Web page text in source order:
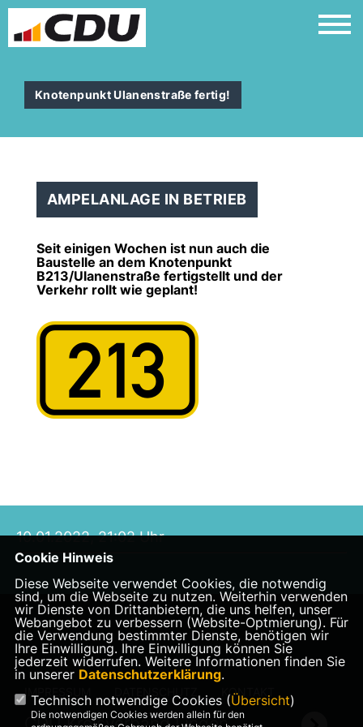
Knotenpunkt Ulanenstraße fertig!
AMPELANLAGE IN BETRIEB
Seit einigen Wochen ist nun auch die
Baustelle an dem Knotenpunkt
B213/Ulanenstraße fertigstellt und der
Verkehr rollt wie geplant!
10.01.2022, 21:02 Uhr
IMPRESSUM KONTAKT
Cookie Hinweis
Diese Webseite verwendet Cookies, die notwendig
sind, um die Webseite zu nutzen. Weiterhin verwenden
wir Dienste von Drittanbietern, die uns helfen, unser
Webangebot zu verbessern (Website-Optmierung). Für
die Verwendung bestimmter Dienste, benötigen wir
Ihre Einwilligung. Ihre Einwilligung können Sie
jederzeit widerrufen. Weitere Informationen finden Sie
in unserer Datenschutzerklärung.
Technisch notwendige Cookies (Übersicht)
Die notwendigen Cookies werden allein für den